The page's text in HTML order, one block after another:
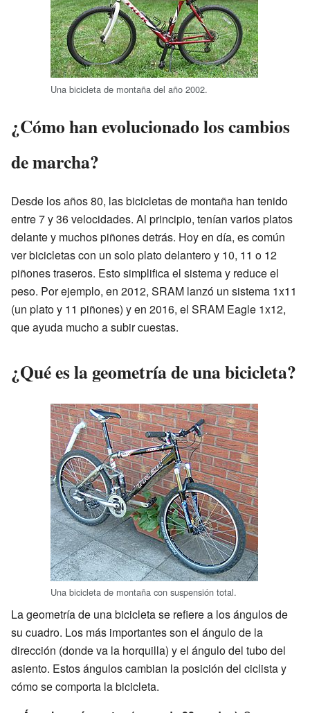
Una bicicleta de montaña del año 2002.
¿Cómo han evolucionado los cambios
de marcha?
Desde los años 80, las bicicletas de montaña han tenido
entre 7 y 36 velocidades. Al principio, tenían varios platos
delante y muchos piñones detrás. Hoy en día, es común
ver bicicletas con un solo plato delantero y 10, 11 o 12
piñones traseros. Esto simplifica el sistema y reduce el
peso. Por ejemplo, en 2012, SRAM lanzó un sistema 1x11
(un plato y 11 piñones) y en 2016, el SRAM Eagle 1x12,
que ayuda mucho a subir cuestas.
¿Qué es la geometría de una bicicleta?
Una bicicleta de montaña con suspensión total.
La geometría de una bicicleta se refiere a los ángulos de
su cuadro. Los más importantes son el ángulo de la
dirección (donde va la horquilla) y el ángulo del tubo del
asiento. Estos ángulos cambian la posición del ciclista y
cómo se comporta la bicicleta.